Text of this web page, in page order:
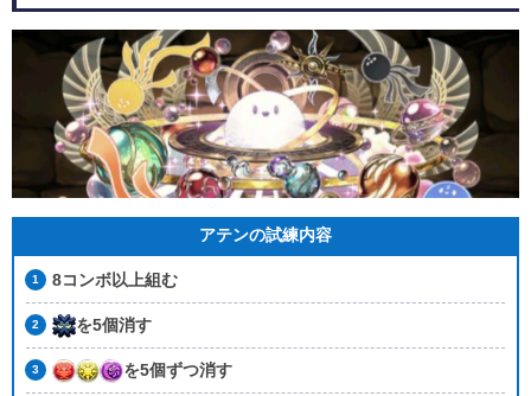
アテンの試練内容
8コンボ以上組む
を5個消す
を5個ずつ消す